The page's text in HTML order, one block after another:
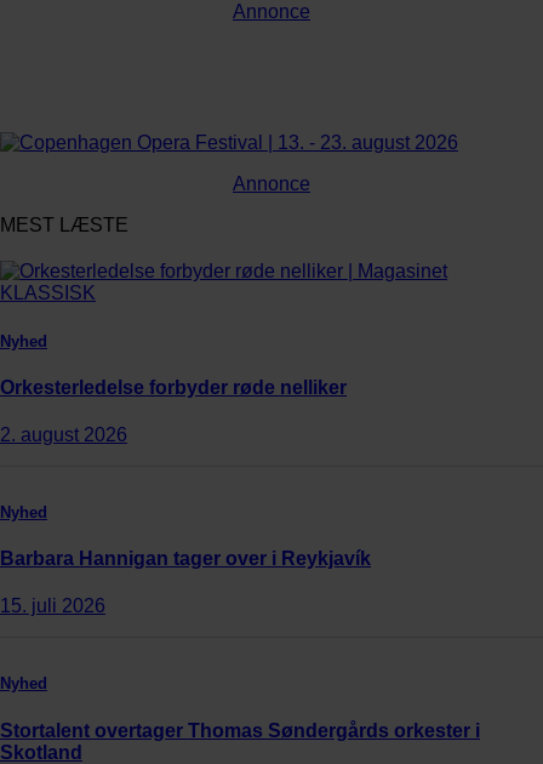
Annonce
Annonce
MEST LÆSTE
Nyhed
Orkesterledelse forbyder røde nelliker
2. august 2026
Nyhed
Barbara Hannigan tager over i Reykjavík
15. juli 2026
Nyhed
Stortalent overtager Thomas Søndergårds orkester i
Skotland